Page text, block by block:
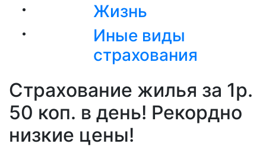
Жизнь
Иные виды
страхования
Страхование жилья за 1р.
50 коп. в день! Рекордно
низкие цены!